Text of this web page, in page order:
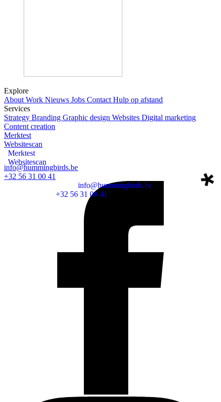
Explore
AboutWork Nieuws Jobs ContactHulp op afstand
Services
Strategy Branding Graphic design Websites Digital marketing
Content creation
Merktest
Merktest
Websitescan
Websitescan
info@hummingbirds.be
info@hummingbirds.be
+32 56 31 00 41
+32 56 31 00 41